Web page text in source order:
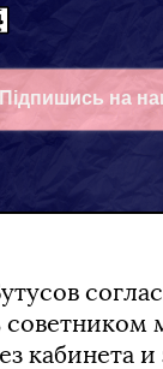
Підпишись на
Facebook
советником
кабинета и